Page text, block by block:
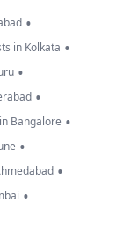
•
in Kolkata •
•
•
Bangalore •
•
•
•